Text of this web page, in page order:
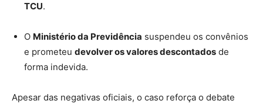
TCU.
O Ministério da Previdência suspendeu os convênios
e prometeu devolver os valores descontados de
forma indevida.
Apesar das negativas oficiais, o caso reforça o debate